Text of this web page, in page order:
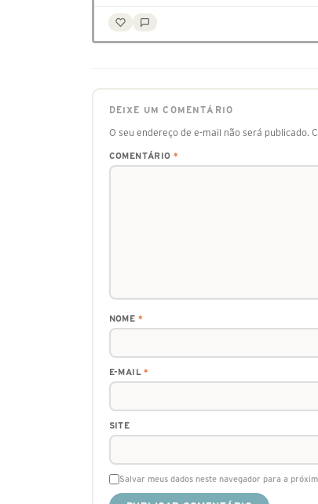
DEIXE UM COMENTÁRIO
O seu endereço de e-mail não será publicado.
COMENTÁRIO *
NOME *
E-MAIL*
SITE
Salvar meus dados neste navegador para a